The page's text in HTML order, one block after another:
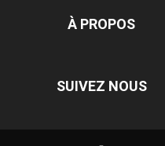
À PROPOS
SUIVEZ NOUS